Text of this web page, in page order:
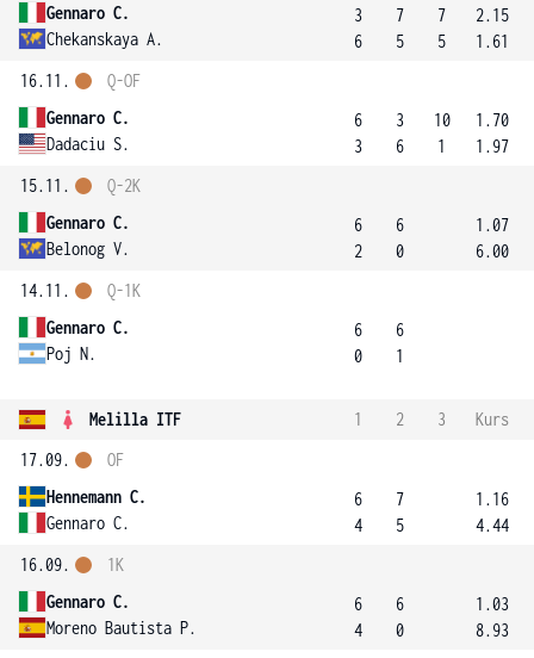
Gennaro C.
Chekanskaya A.
3
6
7
5
7
5
2.15
1.61
16.11.
Gennaro C.
Dadaciu S.
Q-OF
6
3
3
6
10
1
1.70
1.97
15.11.
Gennaro C.
Belonog V.
Q-2K
6
2
6
0
1.07
6.00
14.11.
Gennaro C.
Poj N.
Q-1K
6
0
6
1
Melilla ITF 1 2 3
Kurs
17.09.
Hennemann C.
Gennaro C.
OF
6
4
7
5
1.16
4.44
16.09.
Gennaro C.
Moreno Bautista P.
1K
6
4
6
0
1.03
8.93